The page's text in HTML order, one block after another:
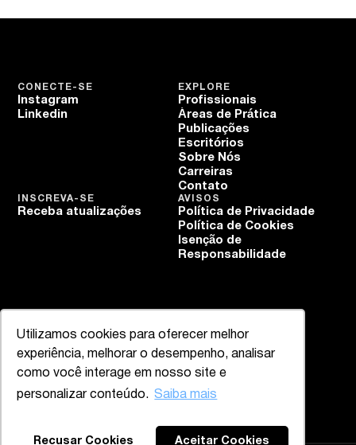
Utilizamos cookies para oferecer melhor
experiência, melhorar o desempenho, analisar
como você interage em nosso site e
personalizar conteúdo. Saiba mais
Recusar Cookies Aceitar Cookies
EXPLORE
Profissionais
Áreas de Prática
Publicações
Escritórios
Sobre Nós
Carreiras
Contato
CONECTE-SE
Instagram
Linkedin
AVISOS
Política de Privacidade
Política de Cookies
Isenção de
Responsabilidade
INSCREVA-SE
Receba atualizações